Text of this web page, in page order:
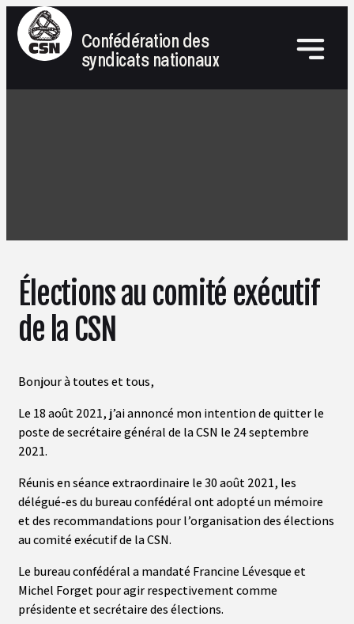
Confédération des
syndicats nationaux
Élections au comité exécutif
de la CSN
Bonjour à toutes et tous,
Le 18 août 2021, j’ai annoncé mon intention de quitter le
poste de secrétaire général de la CSN le 24 septembre
2021.
Réunis en séance extraordinaire le 30 août 2021, les
délégué-es du bureau confédéral ont adopté un mémoire
et des recommandations pour l’organisation des élections
au comité exécutif de la CSN.
Le bureau confédéral a mandaté Francine Lévesque et
Michel Forget pour agir respectivement comme
présidente et secrétaire des élections.